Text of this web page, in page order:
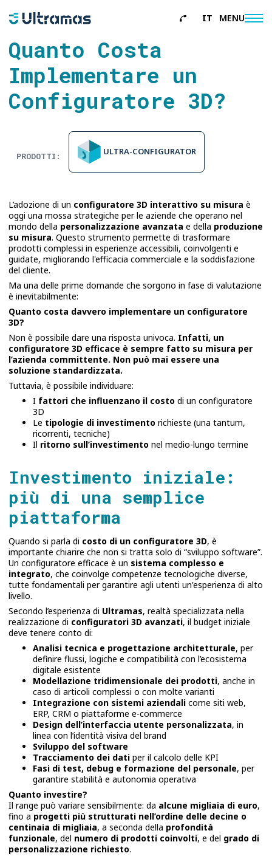
IT MENU
About
Servizi
Referenze
Contatti
Quanto Costa
Implementare un
Configuratore 3D?
PRODOTTI: ULTRA-CONFIGURATOR
L’adozione di un configuratore 3D interattivo su misura è
oggi una mossa strategiche per le aziende che operano nel
mondo della personalizzazione avanzata e della produzione
su misura. Questo strumento permette di trasformare
prodotti complessi in esperienze accessibili, coinvolgenti e
guidate, migliorando l'efficacia commerciale e la soddisfazione
del cliente.
Ma una delle prime domande che sorgono in fase di valutazione
è inevitabilmente:
Quanto costa davvero implementare un configuratore
3D?
Non è possibile dare una risposta univoca. Infatti, un
configuratore 3D efficace è sempre fatto su misura per
l’azienda committente. Non può mai essere una
soluzione standardizzata.
Tuttavia, è possibile individuare:
I fattori che influenzano il costo di un configuratore
3D
Le tipologie di investimento richieste (una tantum,
ricorrenti, tecniche)
Il ritorno sull’investimento nel medio-lungo termine
Investimento iniziale:
più di una semplice
piattaforma
Quando si parla di costo di un configuratore 3D, è
importante chiarire che non si tratta solo di “sviluppo software”.
Un configuratore efficace è un sistema complesso e
integrato, che coinvolge competenze tecnologiche diverse,
tutte fondamentali per garantire agli utenti un'esperienza di alto
livello.
Secondo l’esperienza di Ultramas, realtà specializzata nella
realizzazione di configuratori 3D avanzati, il budget iniziale
deve tenere conto di:
Analisi tecnica e progettazione architetturale, per
definire flussi, logiche e compatibilità con l’ecosistema
digitale esistente
Modellazione tridimensionale dei prodotti, anche in
caso di articoli complessi o con molte varianti
Integrazione con sistemi aziendali come siti web,
ERP, CRM o piattaforme e-commerce
Design dell’interfaccia utente personalizzata, in
linea con l’identità visiva del brand
Sviluppo del software
Tracciamento dei dati per il calcolo delle KPI
Fasi di test, debug e formazione del personale, per
garantire stabilità e autonomia operativa
Quanto investire?
Il range può variare sensibilmente: da alcune migliaia di euro,
fino a progetti più strutturati nell’ordine delle decine o
centinaia di migliaia, a seconda della profondità
funzionale, del numero di prodotti coinvolti, e del grado di
personalizzazione richiesto.